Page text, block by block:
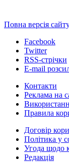
Повна версія
Facebook
Twitter
RSS-стрічки
E-mail
Контакти
Реклама на
Правила
Договір
Політика у
Угода щодо
Редакція